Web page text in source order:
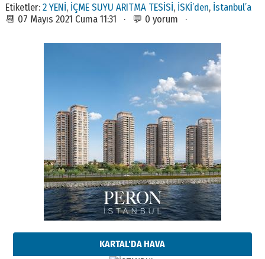
Etiketler: 2 YENİ, İÇME SUYU ARITMA TESİSİ, İSKİ’den, İstanbul’a
📆 07 Mayıs 2021 Cuma 11:31 · 💬 0 yorum ·
KARTAL'DA HAVA